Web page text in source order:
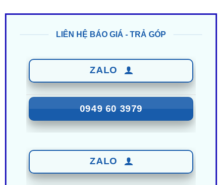
0949 60 3979
0987 801 029